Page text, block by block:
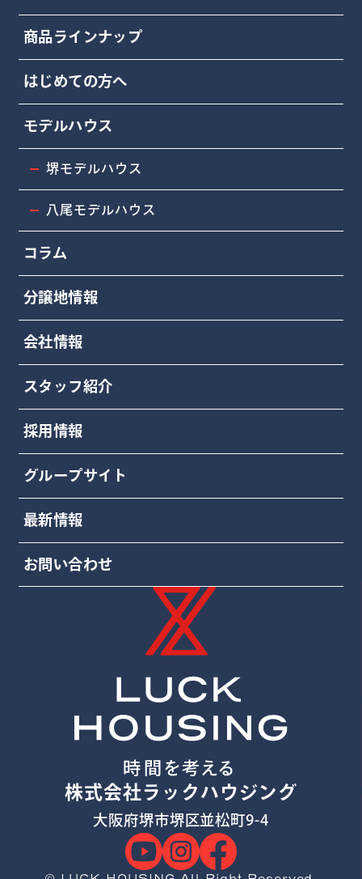
商品ラインナップ
はじめての方へ
モデルハウス
堺モデルハウス
八尾モデルハウス
コラム
分譲地情報
会社情報
スタッフ紹介
採用情報
グループサイト
最新情報
お問い合わせ
株式会社ラックハウジング
大阪府堺市堺区並松町9-4